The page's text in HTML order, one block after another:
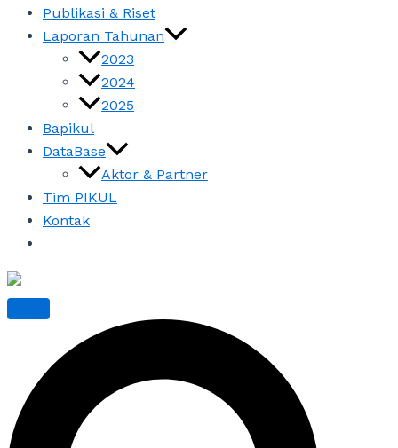
Publikasi & Riset
Laporan Tahunan
2023
2024
2025
Bapikul
DataBase
Aktor & Partner
Tim PIKUL
Kontak